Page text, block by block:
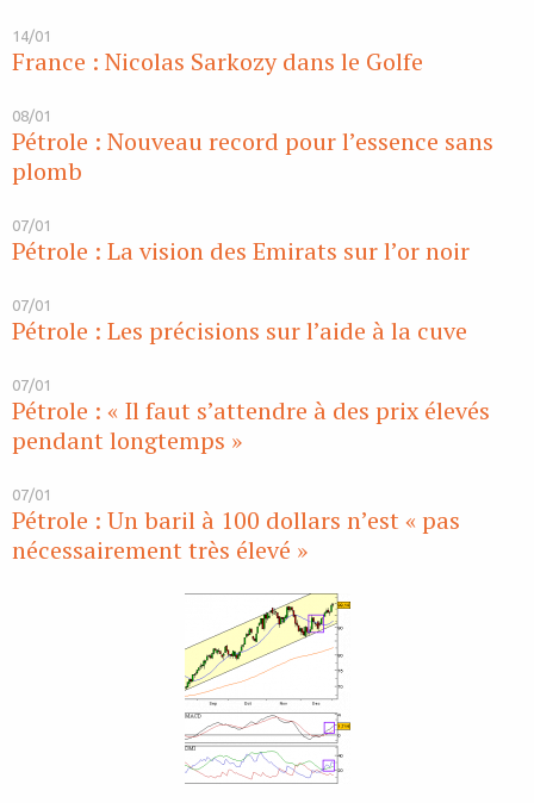
14/01
France : Nicolas Sarkozy dans le Golfe
08/01
Pétrole : Nouveau record pour l’essence sans
plomb
07/01
Pétrole : La vision des Emirats sur l’or noir
07/01
Pétrole : Les précisions sur l’aide à la cuve
07/01
Pétrole : « Il faut s’attendre à des prix élevés
pendant longtemps »
07/01
Pétrole : Un baril à 100 dollars n’est « pas
nécessairement très élevé »